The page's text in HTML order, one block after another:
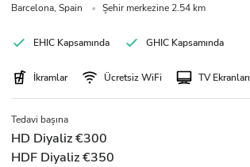
Barcelona, Spain Şehir merkezine 2.54 km
EHIC Kapsamında GHIC Kapsamında
İkramlar Ücretsiz WiFi TV Ekranları
Tedavi başına
HD Diyaliz €300
HDF Diyaliz €350